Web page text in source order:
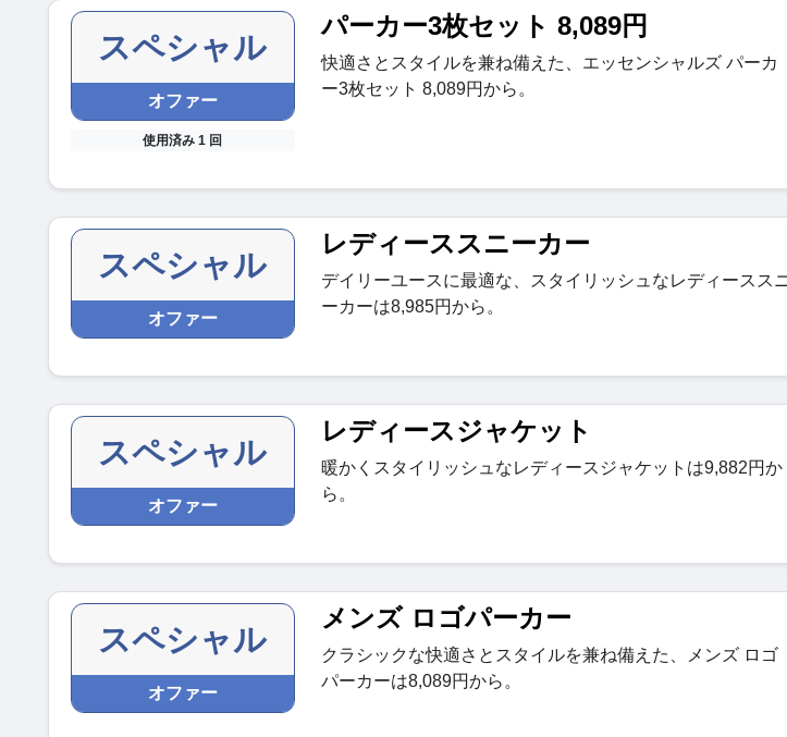
スペシャル
オファー
使用済み 1 回
パーカー3枚セット 8,089円
快適さとスタイルを兼ね備えた、エッセンシャルズ パーカ
ー3枚セット 8,089円から。
スペシャル
オファー
レディーススニーカー
デイリーユースに最適な、スタイリッシュなレディースス
ーカーは8,985円から。
スペシャル
オファー
レディースジャケット
暖かくスタイリッシュなレディースジャケットは9,882円か
ら。
スペシャル
オファー
メンズ ロゴパーカー
クラシックな快適さとスタイルを兼ね備えた、メンズ ロゴ
パーカーは8,089円から。